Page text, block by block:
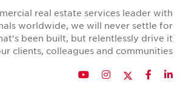
real estate services leader with
worldwide, we will never settle for
been built, but relentlessly drive it
clients, colleagues and communities.
LinkedIn
Facebook
Twitter
Instagram
YouTube